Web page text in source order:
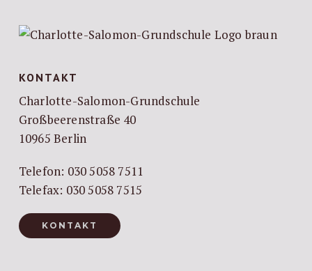
KONTAKT
Charlotte-Salomon-Grundschule
Großbeerenstraße 40
10965 Berlin
Telefon: 030 5058 7511
Telefax: 030 5058 7515
KONTAKT